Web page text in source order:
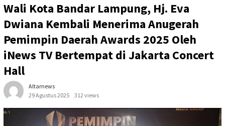
Wali Kota Bandar Lampung, Hj. Eva
Dwiana Kembali Menerima Anugerah
Pemimpin Daerah Awards 2025 Oleh
iNews TV Bertempat di Jakarta Concert
Hall
Altarnews
29 Agustus 2025
312 views